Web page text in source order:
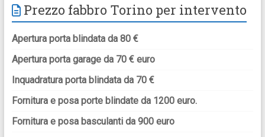
Prezzo fabbro Torino per intervento
Apertura porta blindata da 80 €
Apertura porta garage da 70 € euro
Inquadratura porta blindata da 70 €
Fornitura e posa porte blindate da 1200 euro.
Fornitura e posa basculanti da 900 euro